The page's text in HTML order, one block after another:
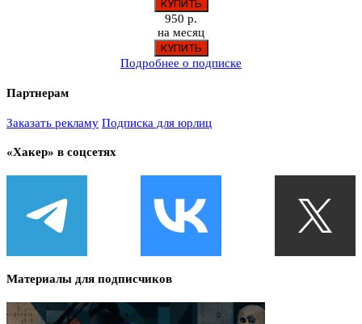
950 р.
на месяц
Подробнее о подписке
Партнерам
Заказать рекламу Подписка для юрлиц
«Хакер» в соцсетях
Материалы для подписчиков